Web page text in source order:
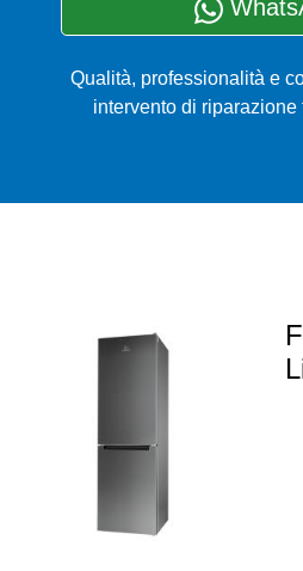
Qualità, professionalità e
intervento di riparazione